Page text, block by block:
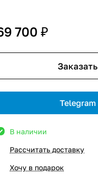
700 ₽
Заказать
Telegram
В наличии
Рассчитать доставку
Хочу в подарок